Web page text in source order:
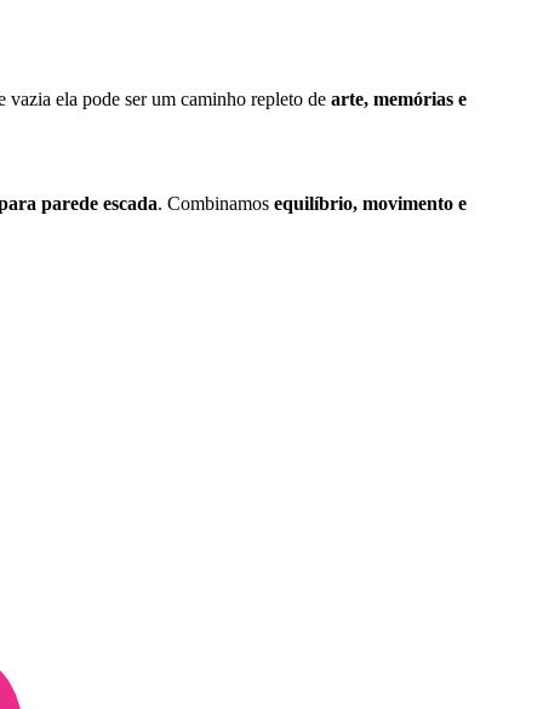
vazia ela pode ser um caminho repleto de arte, memórias e
parede escada. Combinamos equilíbrio, movimento e